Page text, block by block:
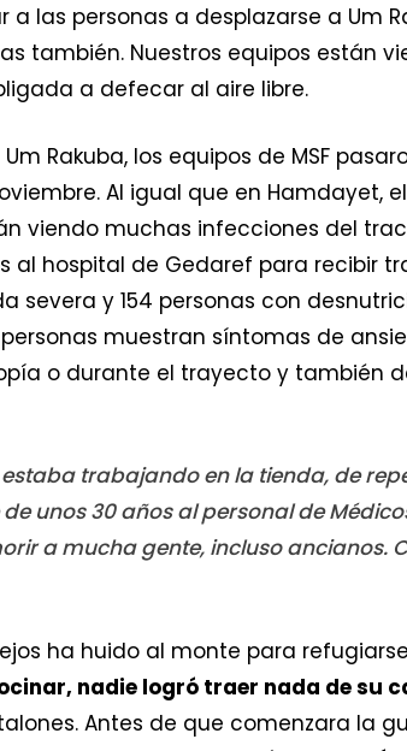
a las personas a desplazarse a Um
también. Nuestros equipos están
a defecar al aire libre.
Rakuba, los equipos de MSF
Al igual que en
viendo muchas infecciones del
al hospital de Gedaref para recibir
severa y 154 personas con
muestran síntomas de
o durante el trayecto y también
estaba trabajando en la tienda, de
unos 30 años al personal de
a mucha gente, incluso ancianos.
ha huido al monte para
nadie logró traer nada de su
Antes de que comenzara la